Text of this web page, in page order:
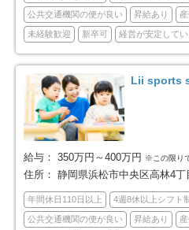
伊豆市 4
菊川市 2
牧之原市 5
賀茂郡河津町
田方郡函南町
駿東郡長泉町 5
公共交通機関の便が良い 昇給あり
未経験歓迎 新卒可 経営が安定してい
Lii sports
給与： 350万円～400万円 ※この限り
住所： 静岡県浜松市中央区高林4丁
年間休日110日以上 4週8休以上シフト制
公共交通機関の便が良い 昇給あり